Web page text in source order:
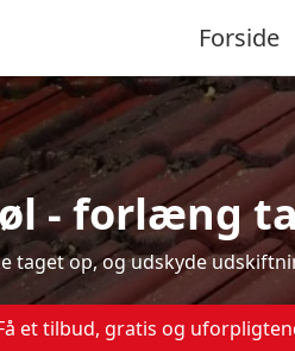
Forside
- forlæng
op, og udskyde
et tilbud, gratis og